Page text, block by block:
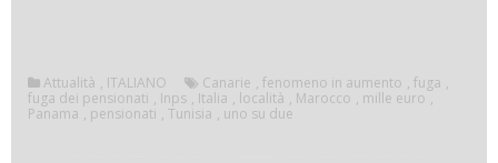
Attualità , ITALIANO Canarie , fenomeno in aumento , fuga ,
fuga dei pensionati , Inps , Italia , località , Marocco , mille euro ,
Panama , pensionati , Tunisia , uno su due